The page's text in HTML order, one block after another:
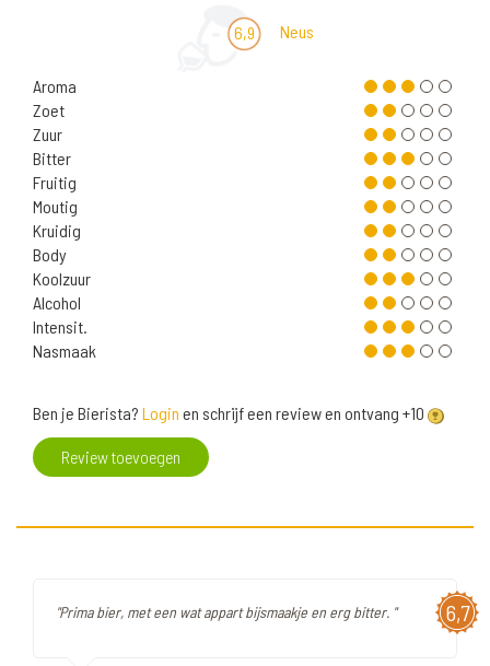
6,9 Neus
Aroma
Zoet
Zuur
Bitter
Fruitig
Moutig
Kruidig
Body
Koolzuur
Alcohol
Intensit.
Nasmaak
Ben je Bierista? Login en schrijf een review en ontvang +10
Review toevoegen
6,7
"Prima bier, met een wat appart bijsmaakje en erg bitter. "